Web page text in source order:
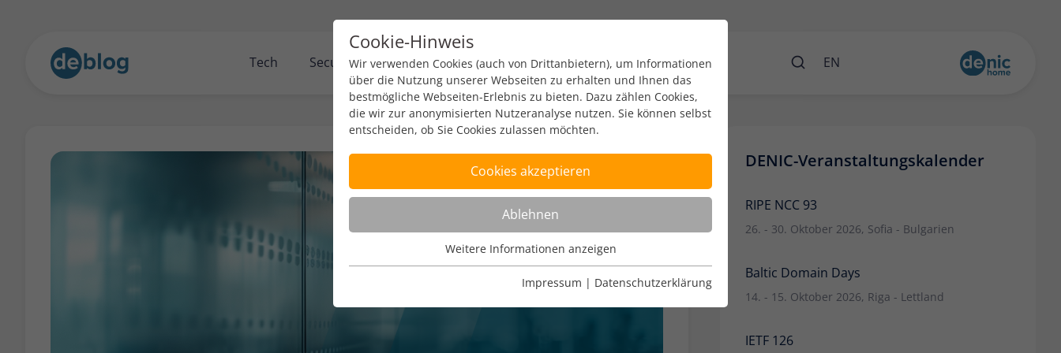
Tech Security Policy Zahlen & Fakten Engagement Events EN
DENIC-Veranstaltungskalender
RIPE NCC 93
26. - 30. Oktober 2026, Sofia - Bulgarien
Baltic Domain Days
14. - 15. Oktober 2026, Riga - Lettland
IETF 126
Cookie-Hinweis
Wir verwenden Cookies (auch von Drittanbietern), um Informationen
über die Nutzung unserer Webseiten zu erhalten und Ihnen das
bestmögliche Webseiten-Erlebnis zu bieten. Dazu zählen Cookies,
die wir zur anonymisierten Nutzeranalyse nutzen. Sie können selbst
entscheiden, ob Sie Cookies zulassen möchten.
Cookies akzeptieren
Ablehnen
Nutzungsanalyse
Cookies zur Nutzungsanalyse ermöglichen es uns zu analysieren,
Weitere Informationen anzeigen
Impressum | Datenschutzerklärung